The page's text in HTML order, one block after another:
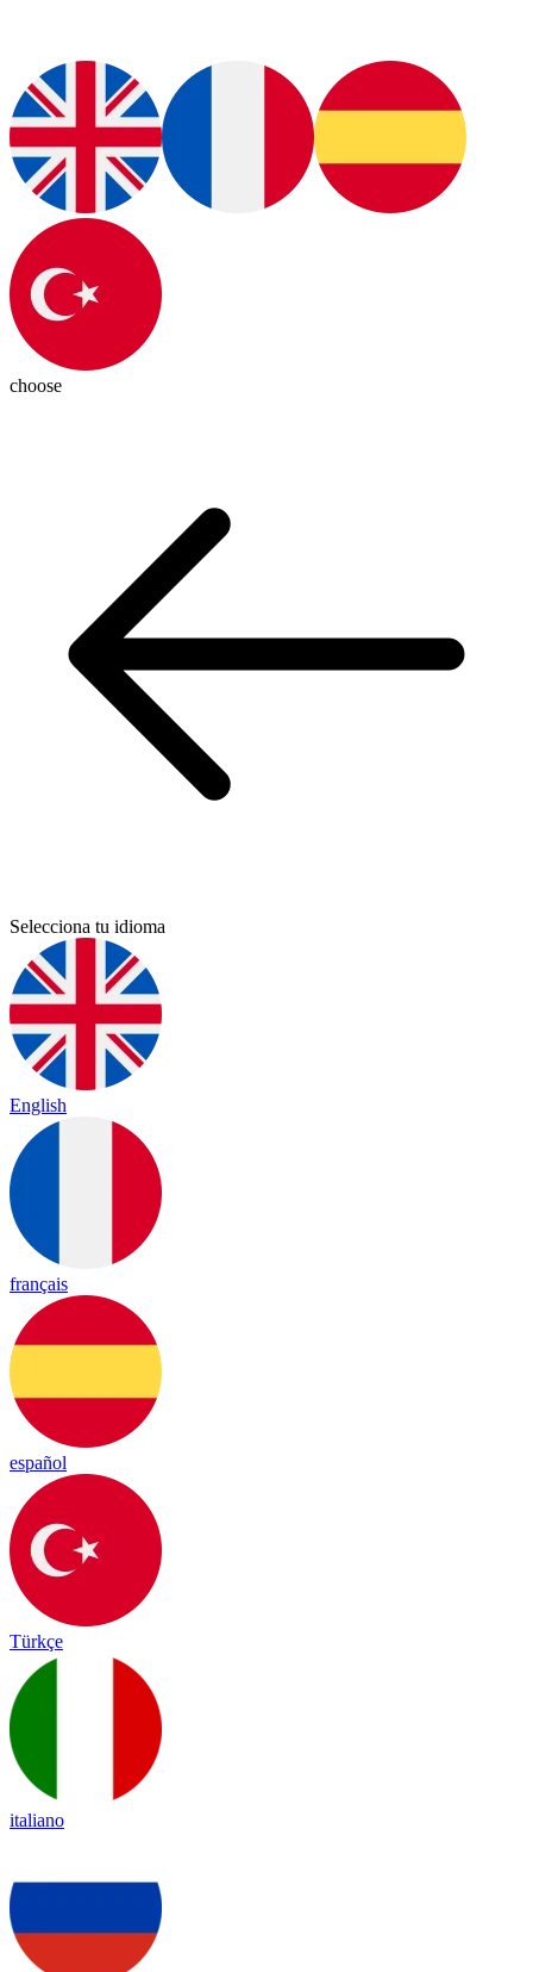
choose
Selecciona tu idioma
English
français
español
Türkçe
italiano